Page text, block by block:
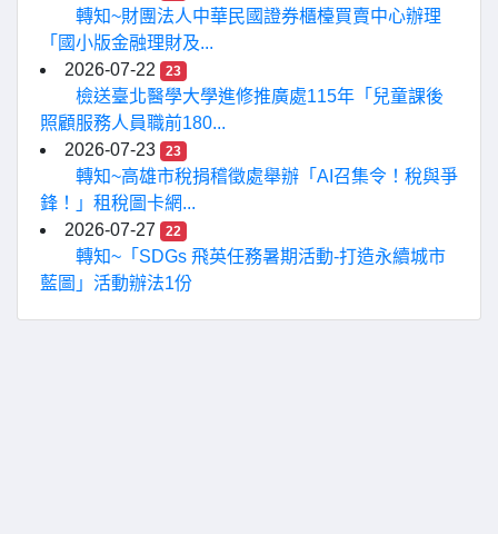
轉知~財團法人中華民國證券櫃檯買賣中心辦理
「國小版金融理財及...
2026-07-22
23
檢送臺北醫學大學進修推廣處115年「兒童課後
照顧服務人員職前180...
2026-07-23
23
轉知~高雄市稅捐稽徵處舉辦「AI召集令！稅與爭
鋒！」租稅圖卡網...
2026-07-27
22
轉知~「SDGs 飛英任務暑期活動-打造永續城市
藍圖」活動辦法1份